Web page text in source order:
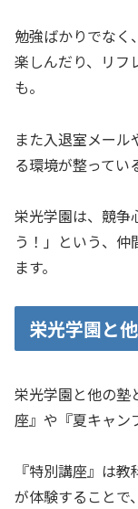
勉強ばかりでなく
楽しんだり、リフ
も。
また入退室メー
る環境が整ってい
栄光学園は、競争
う！」という、
ます。
栄光学園と
栄光学園と他の塾
座』や『夏キャン
『特別講座』は
が体験することで